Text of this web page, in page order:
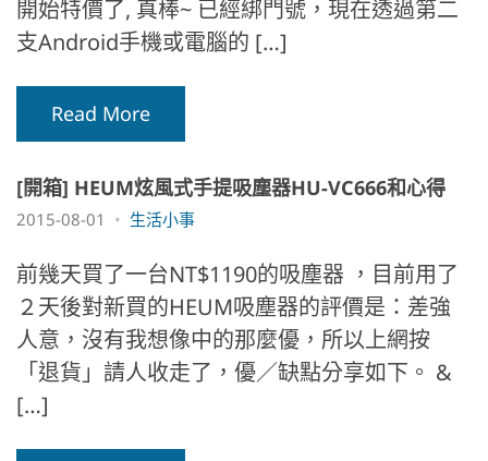
開始特價了, 真棒~ 已經綁門號，現在透過第二
支Android手機或電腦的 […]
Read More
[開箱] HEUM炫風式手提吸塵器HU-VC666和心得
2015-08-01 生活小事
前幾天買了一台NT$1190的吸塵器 ，目前用了
２天後對新買的HEUM吸塵器的評價是：差強
人意，沒有我想像中的那麼優，所以上網按
「退貨」請人收走了，優／缺點分享如下。 &
[…]